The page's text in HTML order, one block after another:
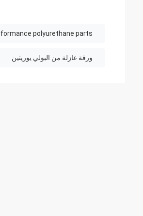
polyurethane parts
ورقة عازلة من البولي يوريثين